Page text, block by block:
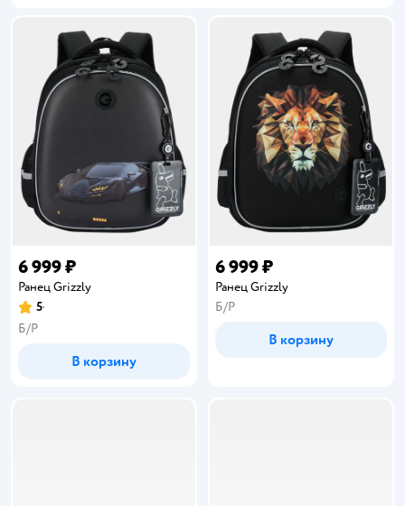
6 999 ₽
Ранец Grizzly
Рейтинг:
5
Б/Р
В корзину
6 999 ₽
Ранец Grizzly
Б/Р
В корзину